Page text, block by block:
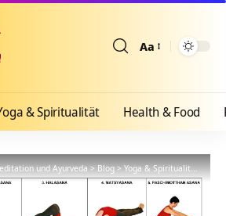
Aa
& Spiritualität Health & Food
und Ayurveda>Blog>Yoga & Spiritualität >